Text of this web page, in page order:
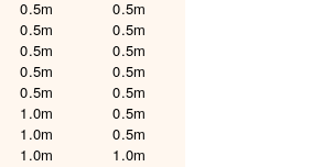
0.5m
0.5m
0.5m
0.5m
0.5m
1.0m
1.0m
1.0m
0.5m
0.5m
0.5m
0.5m
0.5m
0.5m
0.5m
1.0m